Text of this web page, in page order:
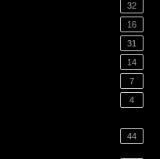
32
16
31
14
7
4
44